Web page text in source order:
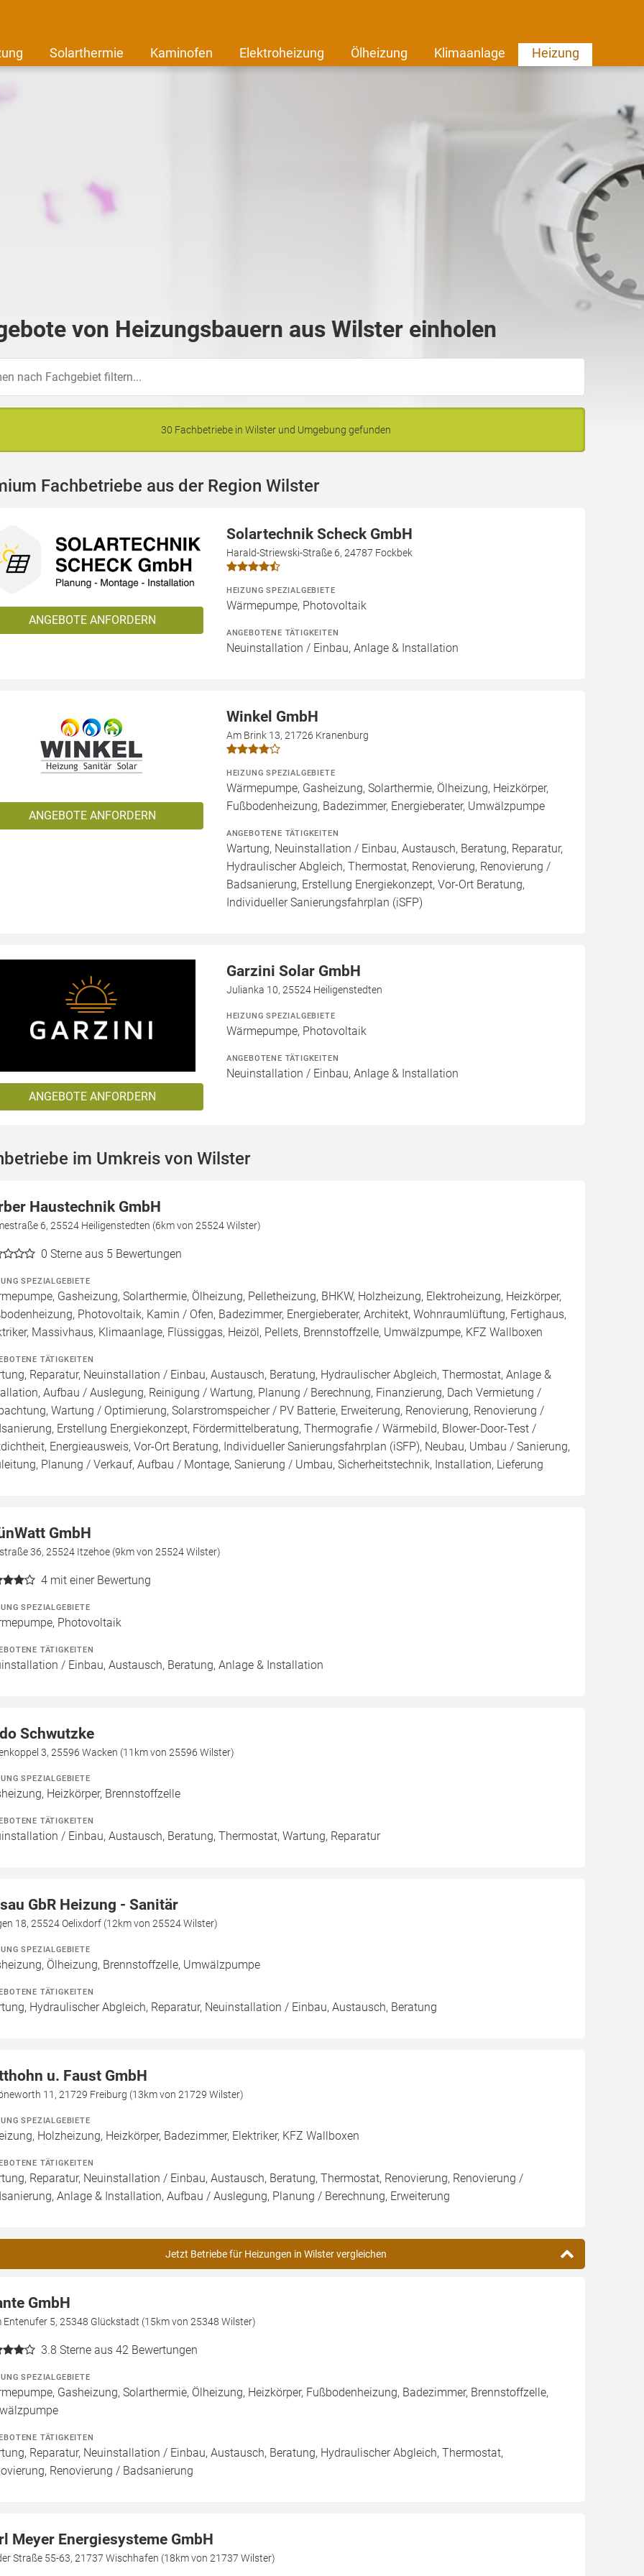
Solarthermie Kaminofen Elektroheizung Ölheizung Klimaanlage Heizung
von Heizungsbauern aus Wilster einholen
30 Fachbetriebe in Wilster und Umgebung gefunden
Fachbetriebe aus der Region Wilster
ANGEBOTE ANFORDERN
Solartechnik Scheck GmbH
Harald-Striewski-Straße 6, 24787 Fockbek
HEIZUNG SPEZIALGEBIETE
Wärmepumpe, Photovoltaik
ANGEBOTENE TÄTIGKEITEN
Neuinstallation / Einbau, Anlage & Installation
ANGEBOTE ANFORDERN
Winkel GmbH
Am Brink 13, 21726 Kranenburg
HEIZUNG SPEZIALGEBIETE
Wärmepumpe, Gasheizung, Solarthermie, Ölheizung, Heizkörper,
Fußbodenheizung, Badezimmer, Energieberater, Umwälzpumpe
ANGEBOTENE TÄTIGKEITEN
Wartung, Neuinstallation / Einbau, Austausch, Beratung, Reparatur,
Hydraulischer Abgleich, Thermostat, Renovierung, Renovierung /
Badsanierung, Erstellung Energiekonzept, Vor-Ort Beratung,
Individueller Sanierungsfahrplan (iSFP)
ANGEBOTE ANFORDERN
Garzini Solar GmbH
Julianka 10, 25524 Heiligenstedten
HEIZUNG SPEZIALGEBIETE
Wärmepumpe, Photovoltaik
ANGEBOTENE TÄTIGKEITEN
Neuinstallation / Einbau, Anlage & Installation
im Umkreis von Wilster
Haustechnik GmbH
6, 25524 Heiligenstedten (6km von 25524 Wilster)
0 Sterne aus 5 Bewertungen
SPEZIALGEBIETE
Gasheizung, Solarthermie, Ölheizung, Pelletheizung, BHKW, Holzheizung, Elektroheizung, Heizkörper,
Photovoltaik, Kamin / Ofen, Badezimmer, Energieberater, Architekt, Wohnraumlüftung, Fertighaus,
Massivhaus, Klimaanlage, Flüssiggas, Heizöl, Pellets, Brennstoffzelle, Umwälzpumpe, KFZ Wallboxen
TÄTIGKEITEN
Reparatur, Neuinstallation / Einbau, Austausch, Beratung, Hydraulischer Abgleich, Thermostat, Anlage &
Aufbau / Auslegung, Reinigung / Wartung, Planung / Berechnung, Finanzierung, Dach Vermietung /
Wartung / Optimierung, Solarstromspeicher / PV Batterie, Erweiterung, Renovierung, Renovierung /
Erstellung Energiekonzept, Fördermittelberatung, Thermografie / Wärmebild, Blower-Door-Test /
Energieausweis, Vor-Ort Beratung, Individueller Sanierungsfahrplan (iSFP), Neubau, Umbau / Sanierung,
Planung / Verkauf, Aufbau / Montage, Sanierung / Umbau, Sicherheitstechnik, Installation, Lieferung
GmbH
36, 25524 Itzehoe (9km von 25524 Wilster)
4 mit einer Bewertung
SPEZIALGEBIETE
Photovoltaik
TÄTIGKEITEN
/ Einbau, Austausch, Beratung, Anlage & Installation
Schwutzke
3, 25596 Wacken (11km von 25596 Wilster)
SPEZIALGEBIETE
Heizkörper, Brennstoffzelle
TÄTIGKEITEN
/ Einbau, Austausch, Beratung, Thermostat, Wartung, Reparatur
GbR Heizung - Sanitär
18, 25524 Oelixdorf (12km von 25524 Wilster)
SPEZIALGEBIETE
Ölheizung, Brennstoffzelle, Umwälzpumpe
TÄTIGKEITEN
Hydraulischer Abgleich, Reparatur, Neuinstallation / Einbau, Austausch, Beratung
u. Faust GmbH
11, 21729 Freiburg (13km von 21729 Wilster)
SPEZIALGEBIETE
Holzheizung, Heizkörper, Badezimmer, Elektriker, KFZ Wallboxen
TÄTIGKEITEN
Reparatur, Neuinstallation / Einbau, Austausch, Beratung, Thermostat, Renovierung, Renovierung /
Anlage & Installation, Aufbau / Auslegung, Planung / Berechnung, Erweiterung
Jetzt Betriebe für Heizungen in Wilster vergleichen
GmbH
Entenufer 5, 25348 Glückstadt (15km von 25348 Wilster)
3.8 Sterne aus 42 Bewertungen
SPEZIALGEBIETE
Gasheizung, Solarthermie, Ölheizung, Heizkörper, Fußbodenheizung, Badezimmer, Brennstoffzelle,
TÄTIGKEITEN
Reparatur, Neuinstallation / Einbau, Austausch, Beratung, Hydraulischer Abgleich, Thermostat,
Renovierung / Badsanierung
Meyer Energiesysteme GmbH
Straße 55-63, 21737 Wischhafen (18km von 21737 Wilster)